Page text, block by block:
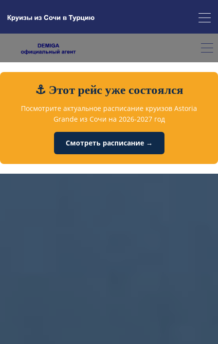
⚓ Этот рейс уже состоялся
Посмотрите актуальное расписание круизов Astoria
Grande из Сочи на 2026-2027 год
Смотреть расписание →